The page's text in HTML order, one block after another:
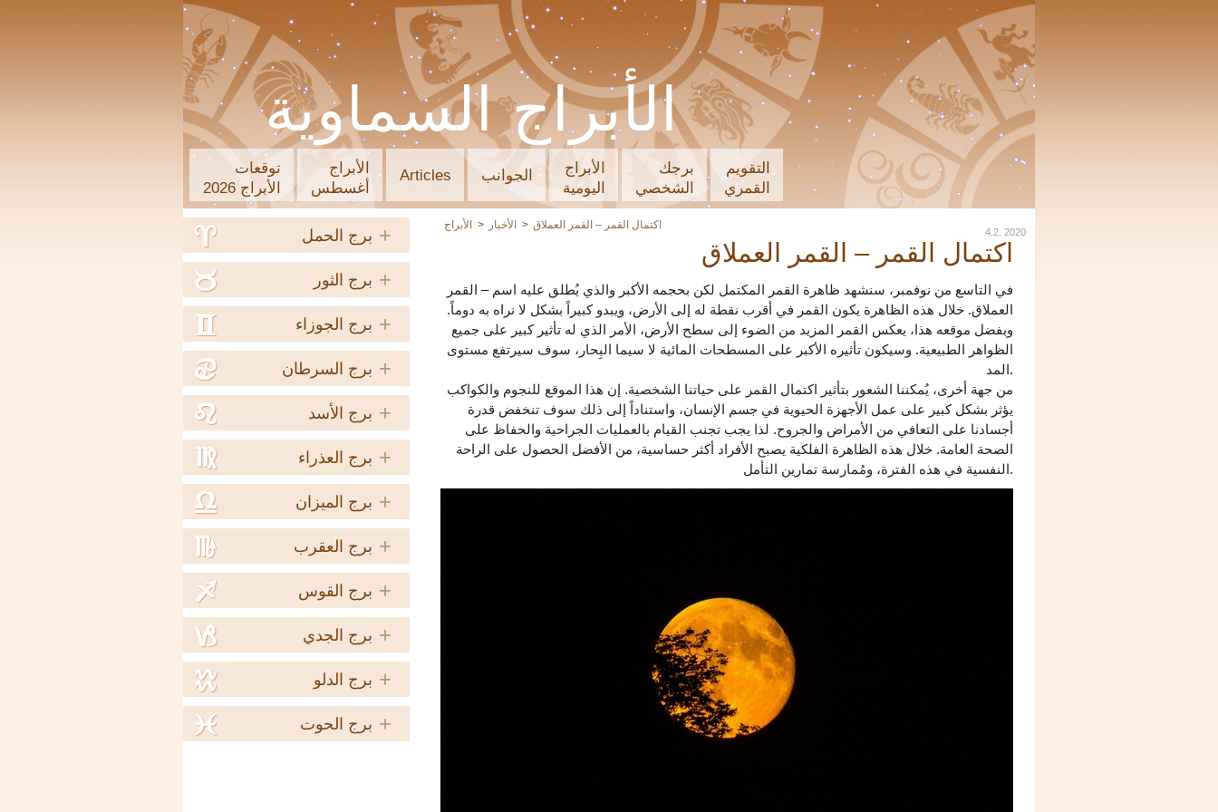
الأبراج السماوية
توقعات
الأبراج 2026
الأبراج
أغسطس
Articles الجوانب
الأبراج
اليومية
برجك
الشخصي
التقويم
القمري
+ برج الحمل a
+ برج الثور b
+ برج الجوزاء c
+ برج السرطان d
+ برج الأسد e
+ برج العذراء f
+ برج الميزان g
+ برج العقرب h
+ برج القوس i
+ برج الجدي j
+ برج الدلو k
+ برج الحوت l
الأبراج الأخبار اكتمال القمر – القمر العملاق
4.2. 2020
اكتمال القمر – القمر العملاق
في التاسع من نوفمبر، سنشهد ظاهرة القمر المكتمل لكن بحجمه الأكبر والذي يُطلق عليه اسم – القمر
العملاق. خلال هذه الظاهرة يكون القمر في أقرب نقطة له إلى الأرض، ويبدو كبيراً بشكل لا نراه به دوماً.
وبفضل موقعه هذا، يعكس القمر المزيد من الضوء إلى سطح الأرض، الأمر الذي له تأثير كبير على جميع
الظواهر الطبيعية. وسيكون تأثيره الأكبر على المسطحات المائية لا سيما البِحار، سوف سيرتفع مستوى
المد.
من جهة أخرى، يُمكننا الشعور بتأثير اكتمال القمر على حياتنا الشخصية. إن هذا الموقع للنجوم والكواكب
يؤثر بشكل كبير على عمل الأجهزة الحيوية في جسم الإنسان، واستناداً إلى ذلك سوف تنخفض قدرة
أجسادنا على التعافي من الأمراض والجروح. لذا يجب تجنب القيام بالعمليات الجراحية والحفاظ على
الصحة العامة. خلال هذه الظاهرة الفلكية يصبح الأفراد أكثر حساسية، من الأفضل الحصول على الراحة
النفسية في هذه الفترة، ومُمارسة تمارين التأمل.